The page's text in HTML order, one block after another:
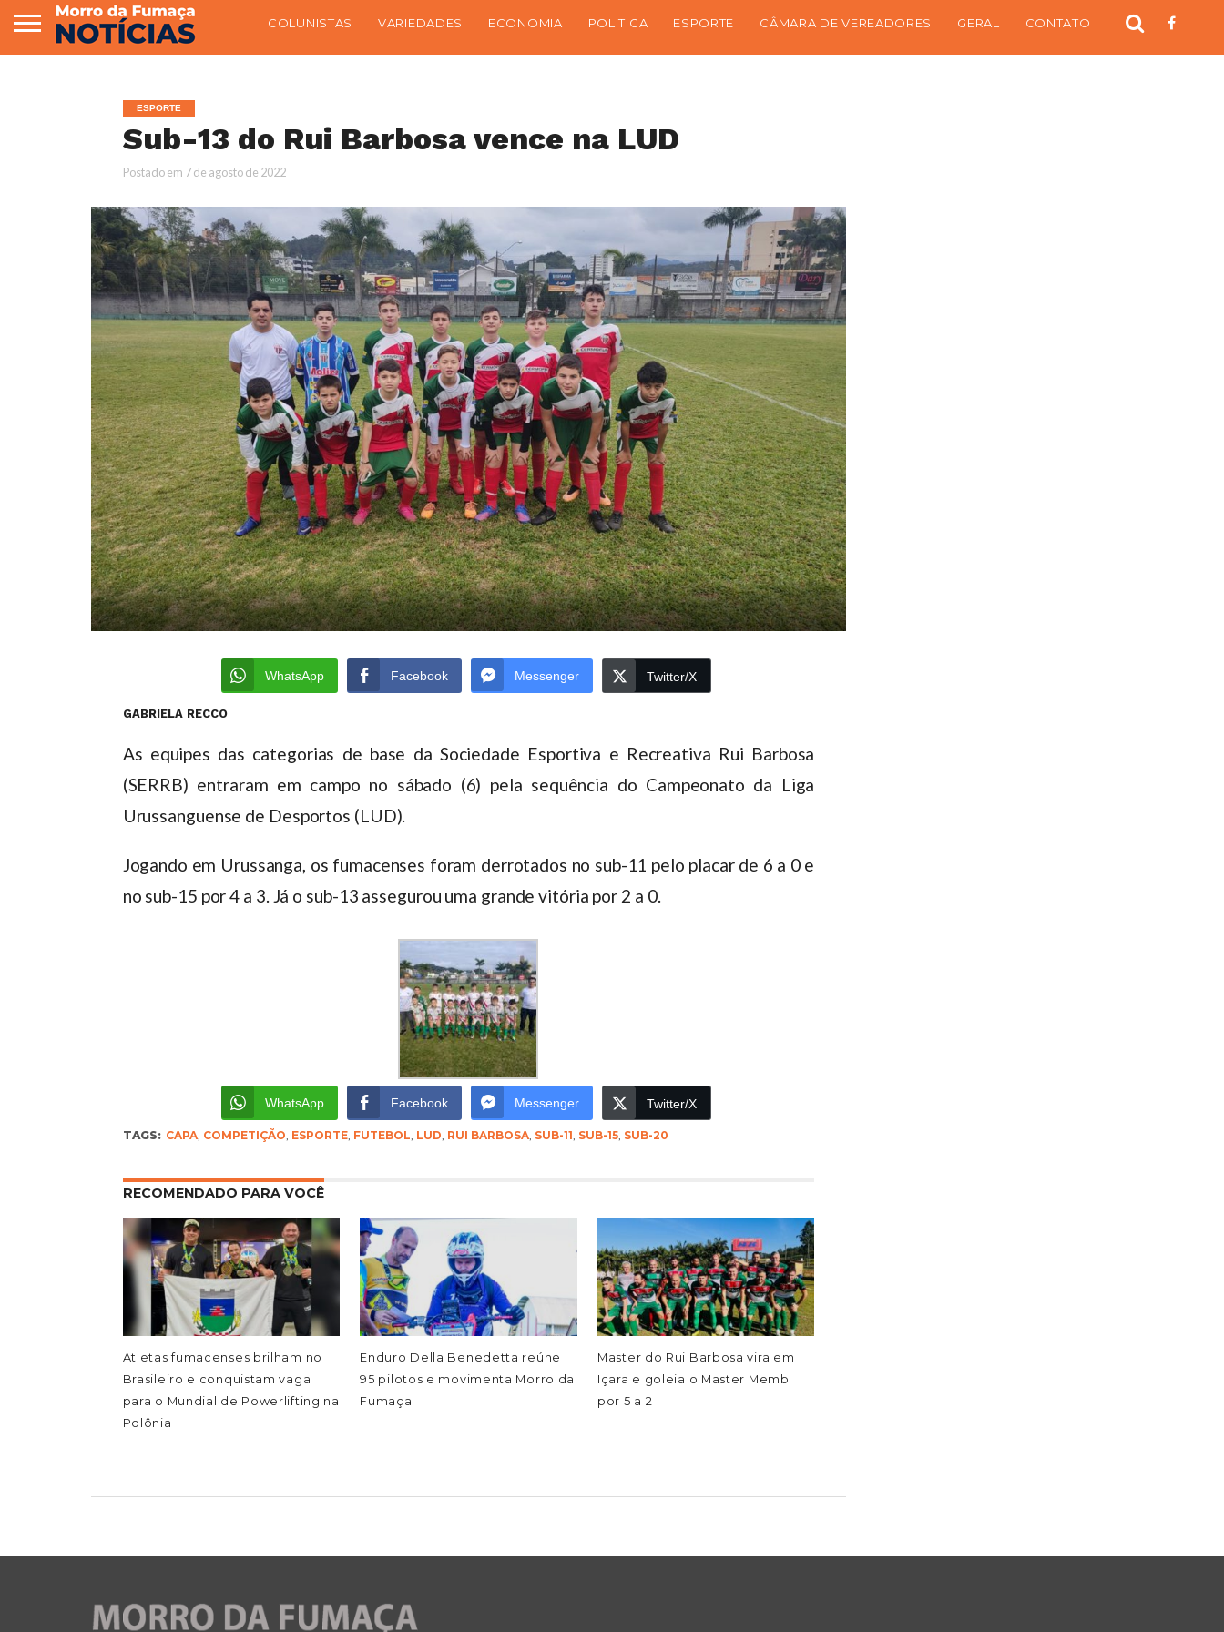
COLUNISTAS VARIEDADES ECONOMIA POLITICA ESPORTE CÂMARA DE VEREADORES GERAL CONTATO
ESPORTE
Sub-13 do Rui Barbosa vence na LUD
Postado em 7 de agosto de 2022
WhatsApp Facebook Messenger Twitter/X
GABRIELA RECCO
As equipes das categorias de base da Sociedade Esportiva e Recreativa Rui Barbosa
(SERRB) entraram em campo no sábado (6) pela sequência do Campeonato da Liga
Urussanguense de Desportos (LUD).
Jogando em Urussanga, os fumacenses foram derrotados no sub-11 pelo placar de 6 a 0 e
no sub-15 por 4 a 3. Já o sub-13 assegurou uma grande vitória por 2 a 0.
WhatsApp Facebook Messenger Twitter/X
TAGS: CAPA, COMPETIÇÃO, ESPORTE, FUTEBOL, LUD, RUI BARBOSA, SUB-11, SUB-15, SUB-20
RECOMENDADO PARA VOCÊ
Atletas fumacenses brilham no
Brasileiro e conquistam vaga
para o Mundial de Powerlifting na
Polônia
Enduro Della Benedetta reúne
95 pilotos e movimenta Morro da
Fumaça
Master do Rui Barbosa vira em
Içara e goleia o Master Memb
por 5 a 2